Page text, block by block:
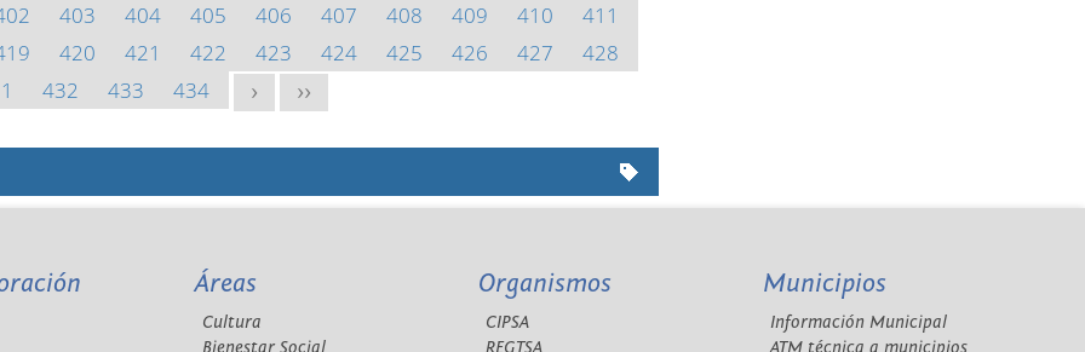
403 404 405 406 407 408 409 410
411
420 421 422 423 424 425 426 427
428
432 433 434 > >>
Áreas
Cultura
Organismos
CIPSA
Municipios
Información Municipal